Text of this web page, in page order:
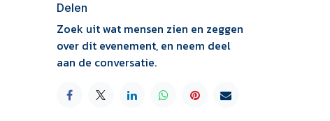
Delen
Zoek uit wat mensen zien en zeggen
over dit evenement, en neem deel
aan de conversatie.